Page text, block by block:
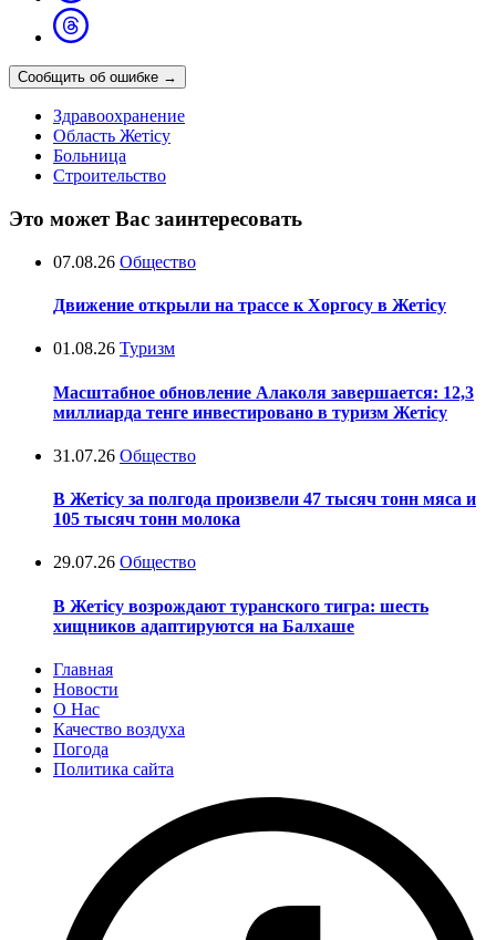
Сообщить об ошибке →
Здравоохранение
Область Жетісу
Больница
Строительство
Это может Вас заинтересовать
07.08.26 Общество
Движение открыли на трассе к Хоргосу в Жетісу
01.08.26 Туризм
Масштабное обновление Алаколя завершается: 12,3
миллиарда тенге инвестировано в туризм Жетісу
31.07.26 Общество
В Жетісу за полгода произвели 47 тысяч тонн мяса и
105 тысяч тонн молока
29.07.26 Общество
В Жетісу возрождают туранского тигра: шесть
хищников адаптируются на Балхаше
Главная
Новости
О Нас
Качество воздуха
Погода
Политика сайта